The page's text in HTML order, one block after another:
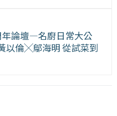
年論壇—名廚日常大公
倫╳鄔海明 從試菜到